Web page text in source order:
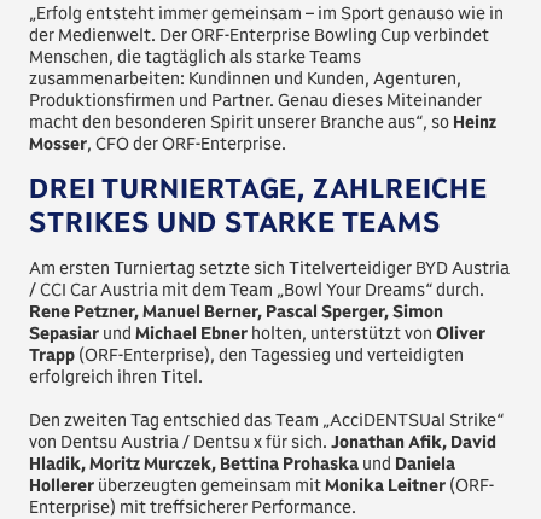
„Erfolg entsteht immer gemeinsam – im Sport genauso wie in
der Medienwelt. Der ORF-Enterprise Bowling Cup verbindet
Menschen, die tagtäglich als starke Teams
zusammenarbeiten: Kundinnen und Kunden, Agenturen,
Produktionsfirmen und Partner. Genau dieses Miteinander
macht den besonderen Spirit unserer Branche aus“, so Heinz
Mosser, CFO der ORF-Enterprise.
DREI TURNIERTAGE, ZAHLREICHE
STRIKES UND STARKE TEAMS
Am ersten Turniertag setzte sich Titelverteidiger BYD Austria
/ CCI Car Austria mit dem Team „Bowl Your Dreams“ durch.
Rene Petzner, Manuel Berner, Pascal Sperger, Simon
Sepasiar undMichael Ebner holten, unterstützt vonOliver
Trapp (ORF-Enterprise), den Tagessieg und verteidigten
erfolgreich ihren Titel.
Den zweiten Tag entschied das Team „AcciDENTSUal Strike“
von Dentsu Austria / Dentsu x für sich.Jonathan Afik, David
Hladik, Moritz Murczek, Bettina Prohaska und Daniela
Hollerer überzeugten gemeinsam mitMonika Leitner (ORF-
Enterprise) mit treffsicherer Performance.